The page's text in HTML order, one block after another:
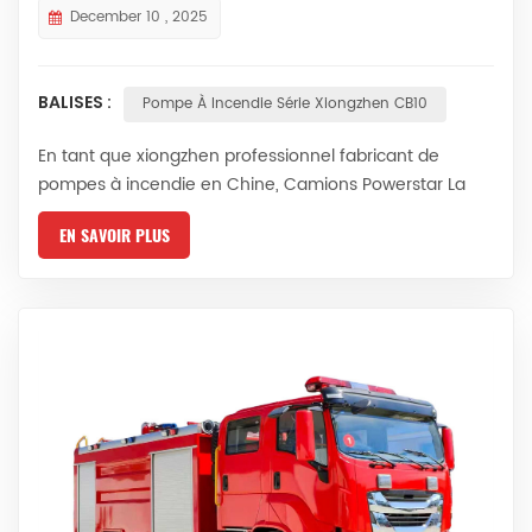
December 10 , 2025
BALISES : Pompe À Incendie Série Xiongzhen CB10
En tant que xiongzhen professionnel fabricant de
pompes à incendie en Chine, Camions Powerstar La
société Xiongzhen commercialise sa propre gamme de
produits sous la marque « Xiongzhen », comprenant
EN SAVOIR PLUS